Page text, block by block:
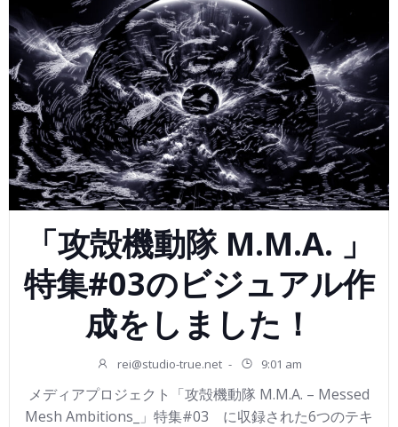
「攻殻機動隊 M.M.A. 」
特集#03のビジュアル作
成をしました！
rei@studio-true.net - 9:01 am
メディアプロジェクト「攻殻機動隊 M.M.A. – Messed
Mesh Ambitions_」特集#03 に収録された6つのテキ